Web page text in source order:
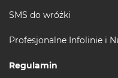
SMS do wróżki
Profesjonalne Infolinie i
Regulamin